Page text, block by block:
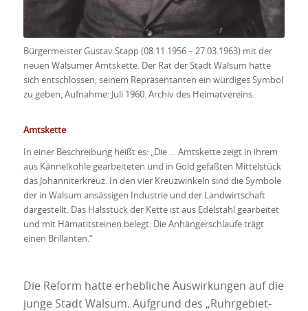
Bürgermeister Gustav Stapp (08.11.1956 – 27.03.1963) mit der
neuen Walsumer Amtskette. Der Rat der Stadt Walsum hatte
sich entschlossen, seinem Repräsentanten ein würdiges Symbol
zu geben, Aufnahme: Juli 1960. Archiv des Heimatvereins.
Amtskette
In einer Beschreibung heißt es: „Die … Amtskette zeigt in ihrem
aus Kännelkohle gearbeiteten und in Gold gefaßten Mittelstück
das Johanniterkreuz. In den vier Kreuzwinkeln sind die Symbole
der in Walsum ansässigen Industrie und der Landwirtschaft
dargestellt. Das Halsstück der Kette ist aus Edelstahl gearbeitet
und mit Hämatitsteinen belegt. Die Anhängerschlaufe trägt
einen Brillanten.“
Die Reform hatte erhebliche Auswirkungen auf die
junge Stadt Walsum. Aufgrund des „Ruhrgebiet-